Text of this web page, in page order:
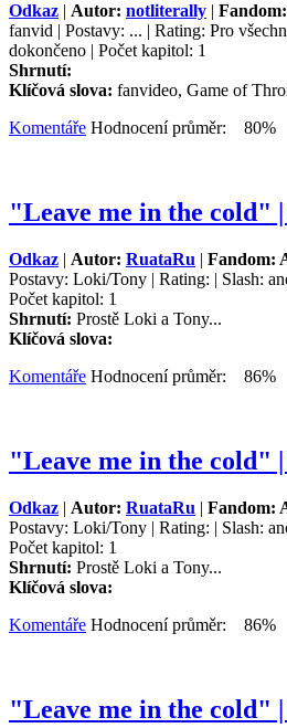
Odkaz | Autor: notliterally |
fanvid | Postavy: ... | Rating: Pro
dokončeno | Počet kapitol: 1
Shrnutí:
Klíčová slova: fanvideo, Game of
Komentáře Hodnocení průměr:
"Leave me in the cold"
Odkaz | Autor: RuataRu | Fandom:
Postavy: Loki/Tony | Rating: | Slash:
Počet kapitol: 1
Shrnutí: Prostě Loki a Tony...
Klíčová slova:
Komentáře Hodnocení průměr:
"Leave me in the cold"
Odkaz | Autor: RuataRu | Fandom:
Postavy: Loki/Tony | Rating: | Slash:
Počet kapitol: 1
Shrnutí: Prostě Loki a Tony...
Klíčová slova:
Komentáře Hodnocení průměr:
"Leave me in the cold"